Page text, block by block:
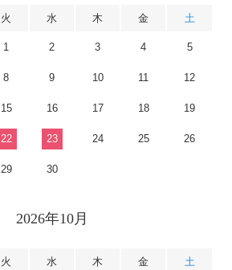
火 水 木 金 土
1 2 3 4 5
8 9 10 11 12
15 16 17 18 19
22 23 24 25 26
29 30
2026年10月
火 水 木 金 土